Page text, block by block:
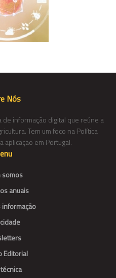
Nós
informação digital que reúne a
Tem um foco na Política
aplicação em Portugal.
somos
anuais
Editorial